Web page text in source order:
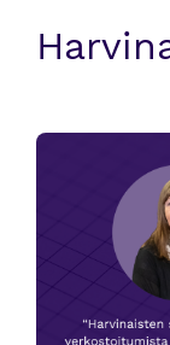
Kuulumisia